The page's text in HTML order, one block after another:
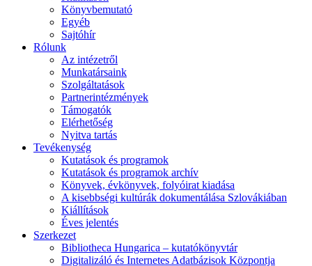
Könyvbemutató
Egyéb
Sajtóhír
Rólunk
Az intézetről
Munkatársaink
Szolgáltatások
Partnerintézmények
Támogatók
Elérhetőség
Nyitva tartás
Tevékenység
Kutatások és programok
Kutatások és programok archív
Könyvek, évkönyvek, folyóirat kiadása
A kisebbségi kultúrák dokumentálása Szlovákiában
Kiállítások
Éves jelentés
Szerkezet
Bibliotheca Hungarica – kutatókönyvtár
Digitalizáló és Internetes Adatbázisok Központja